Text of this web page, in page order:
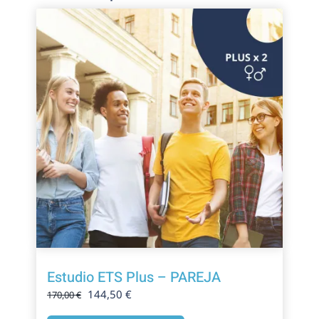
Estudio ETS Plus – PAREJA
170,00€ El
144,50 €El